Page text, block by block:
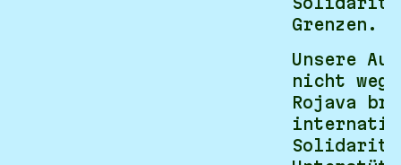
Grenzen.
Unsere
nicht
Rojava